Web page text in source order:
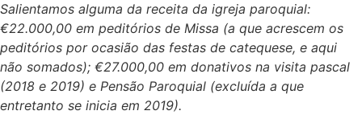
Salientamos alguma da receita da igreja paroquial:
€22.000,00 em peditórios de Missa (a que acrescem os
peditórios por ocasião das festas de catequese, e aqui
não somados); €27.000,00 em donativos na visita pascal
(2018 e 2019) e Pensão Paroquial (excluída a que
entretanto se inicia em 2019).